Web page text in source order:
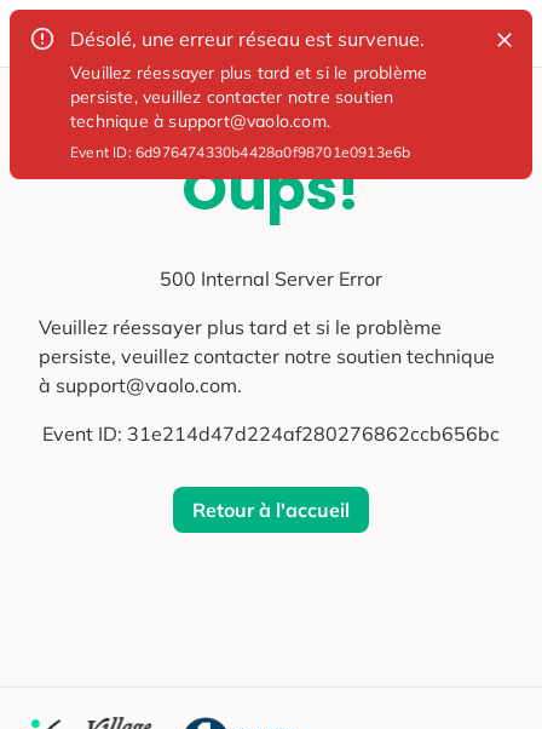
Désolé, une erreur réseau est survenue.
Veuillez réessayer plus tard et si le problème
persiste, veuillez contacter notre soutien
technique à support@vaolo.com.
Event ID:6d976474330b4428a0f98701e0913e6b
Oups!
500 Internal Server Error
Veuillez réessayer plus tard et si le problème
persiste, veuillez contacter notre soutien technique
à support@vaolo.com.
Event ID: 31e214d47d224af280276862ccb656bc
Retour à l'accueil